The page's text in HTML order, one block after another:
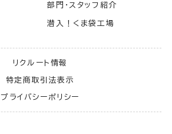
部門・スタッフ紹介
潜入！くま袋工場
リクルート情報
特定商取引法表示
プライバシーポリシー